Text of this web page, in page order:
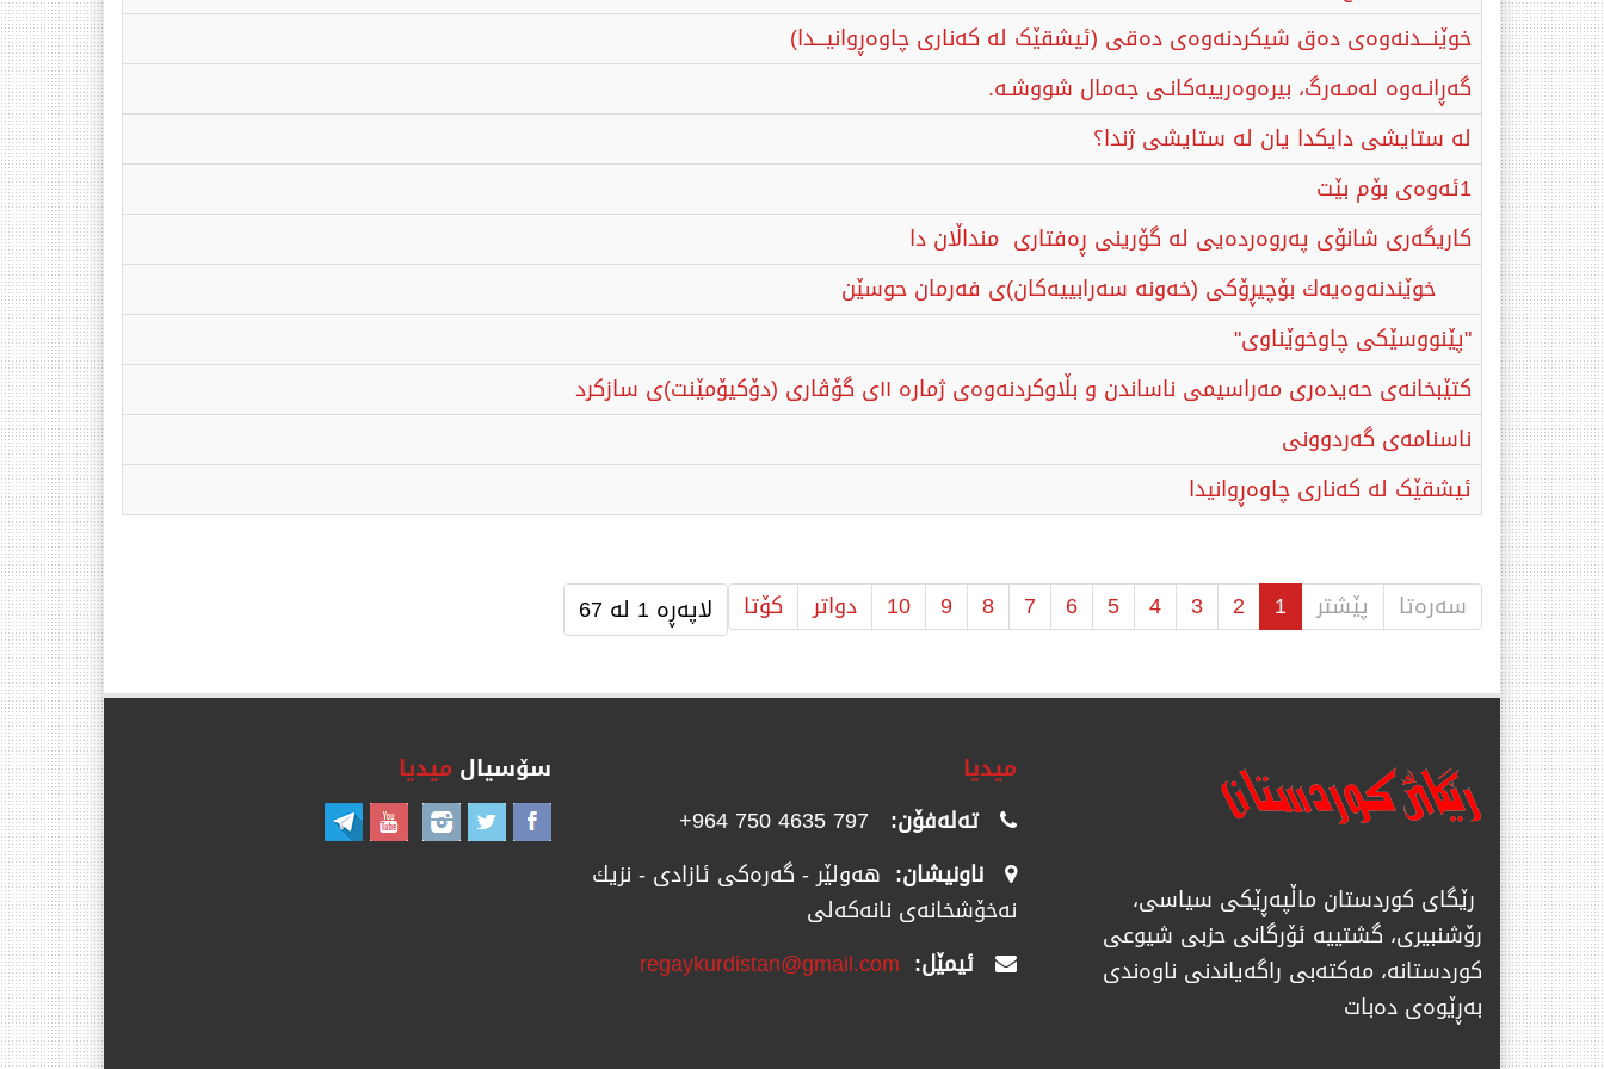
خوێنـــدنەوەی دەق شیکردنەوەی دەقی (ئیشقێک لە کەناری چاوەڕوانیـــدا)
گەڕانـەوە لەمـەرگ، بیرەوەرییەکانـی جەمال شووشـە.
لە ستایشی دایكدا یان لە ستایشی ژندا؟
1ئەوەی بۆم بێت
كاریگەری شانۆی پەروەردەیی لە گۆرینی ڕەفتاری منداڵان دا
خوێندنەوەیەك بۆچیڕۆكی (خەونە سەرابییەکان)ى فەرمان حوسێن
"پێنووسێکی چاوخوێناوی"
کتێبخانەی حەیدەری مەراسیمی ناساندن و بڵاوکردنەوەی ژمارە ١١ی گۆڤاری (دۆکیۆمێنت)ی سازکرد
ناسنامەی گەردوونی
ئیشقێک لە کەناری چاوەڕوانیدا
لاپەڕە 1 لە 67 سەرەتا پێشتر 1
2
3
4
5
6
7
8
9
10 دواتر كۆتا
رێگای كوردستان ماڵپەڕێكی سیاسی،
رۆشنبیری، گشتییە ئۆرگانی حزبی شیوعی
كوردستانە، مەكتەبی راگەیاندنی ناوەندی
بەڕێوەی دەبات
میدیا
تەلەفۆن:
ناونیشان: هەولێر - گەرەکی ئازادی - نزیك
نەخۆشخانەی نانەکەلی
ئیمێل: regaykurdistan@gmail.com
سۆسیال میدیا